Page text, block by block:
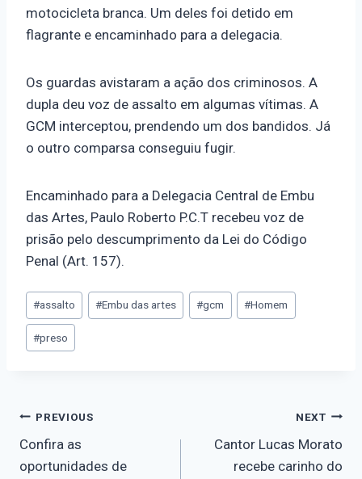
motocicleta branca. Um deles foi detido em
flagrante e encaminhado para a delegacia.
Os guardas avistaram a ação dos criminosos. A
dupla deu voz de assalto em algumas vítimas. A
GCM interceptou, prendendo um dos bandidos. Já
o outro comparsa conseguiu fugir.
Encaminhado para a Delegacia Central de Embu
das Artes, Paulo Roberto P.C.T recebeu voz de
prisão pelo descumprimento da Lei do Código
Penal (Art. 157).
#assalto #Embu das artes #gcm #Homem
#preso
PREVIOUS
Confira as
oportunidades de
NEXT
Cantor Lucas Morato
recebe carinho do